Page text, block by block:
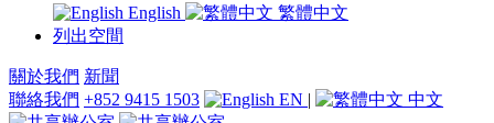
English
繁體中文
列出空間
關於我們 新聞
聯絡我們 +852 9415 1503 EN | 中文